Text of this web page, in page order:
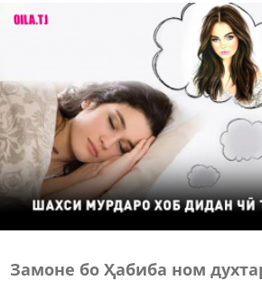
Замоне бо Ҳабиба ном